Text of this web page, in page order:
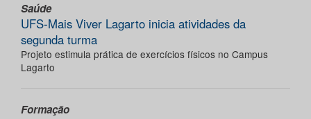
Saúde
UFS-Mais Viver Lagarto inicia atividades da
segunda turma
Projeto estimula prática de exercícios físicos no Campus
Lagarto
Formação